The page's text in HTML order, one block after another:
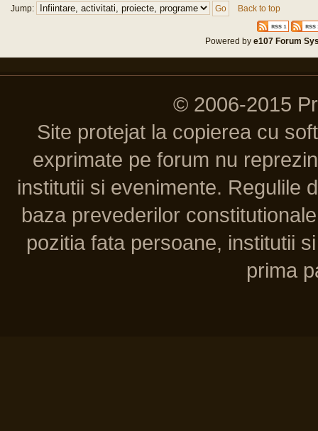
Jump: Back to top
Powered bye107 Forum
© 2006-2015
Site protejat la copierea cu
exprimate pe forum nu
institutii si evenimente. Regulile
baza prevederilor
pozitia fata persoane, institutii
prima